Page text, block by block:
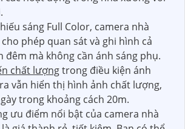
sáng Full Color, camera nhà
phép quan sát và ghi hình cả
đêm mà không cần ánh sáng phụ.
chất lượngtrong điều kiện ánh
vẫn hiển thị hình ảnh chất lượng,
trong khoảng cách 20m.
ưu điểm nổi bật của camera nhà